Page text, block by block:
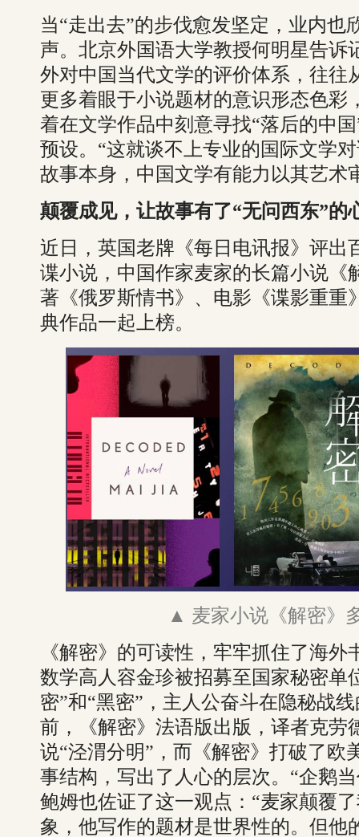
当“走出去”的步伐愈发坚定，业内也
声。北京外国语大学教授何明星告诉
外对中国当代文学的评价体系，往往
更多着眼于小说题材的意识形态色彩
着在文学作品中刻意寻找“落后的中
预设。“这就谈不上专业的国际文学
故事本身，中国文学有能力以其艺术
颠覆成见，让故事有了“无问西东”的
近日，英国老牌《每日电讯报》评出
谍小说，中国作家麦家的长篇小说《
著《俄罗斯情书》、电影《谍影重重
典作品一起上榜。
▲ 麦家小说《解密》
《解密》的可读性，牢牢抓住了海
数学高人容金珍被招募至国家秘密单
密”和“黑密”，主人公奋斗在隐秘战
前，《解密》法语版出版，译者克劳
说“泾渭分明”，而《解密》打破了欧
事结构，写出了人心的层次。“企鹅
鲍姆也佐证了这一观点：“麦家颠覆
象，他写作的题材是世界性的。但他